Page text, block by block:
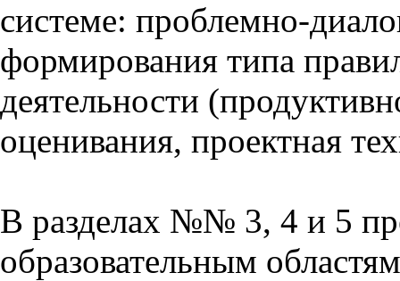
системе: проблемно-
формирования типа
деятельности
оценивания, проектная
В разделах №№ 3, 4 и 5
образовательным